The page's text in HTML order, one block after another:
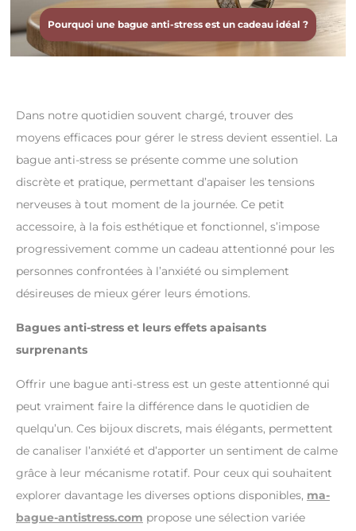
Pourquoi une bague anti-stress est un cadeau idéal ?
Dans notre quotidien souvent chargé, trouver des
moyens efficaces pour gérer le stress devient essentiel. La
bague anti-stress se présente comme une solution
discrète et pratique, permettant d’apaiser les tensions
nerveuses à tout moment de la journée. Ce petit
accessoire, à la fois esthétique et fonctionnel, s’impose
progressivement comme un cadeau attentionné pour les
personnes confrontées à l’anxiété ou simplement
désireuses de mieux gérer leurs émotions.
Bagues anti-stress et leurs effets apaisants
surprenants
Offrir une bague anti-stress est un geste attentionné qui
peut vraiment faire la différence dans le quotidien de
quelqu’un. Ces bijoux discrets, mais élégants, permettent
de canaliser l’anxiété et d’apporter un sentiment de calme
grâce à leur mécanisme rotatif. Pour ceux qui souhaitent
explorer davantage les diverses options disponibles, ma-
bague-antistress.com propose une sélection variée